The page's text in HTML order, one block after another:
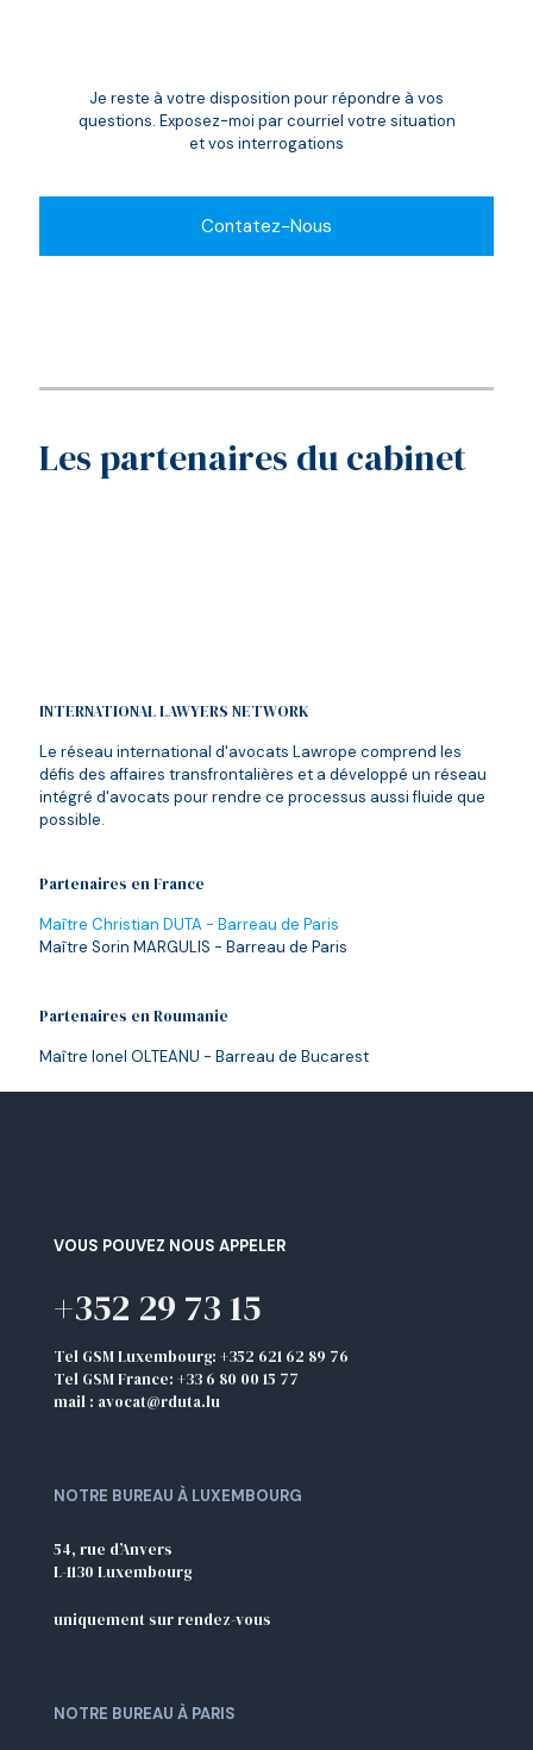
Je reste à votre disposition pour répondre à vos
questions. Exposez-moi par courriel votre situation
et vos interrogations
Contatez-Nous
Les partenaires du cabinet
INTERNATIONAL LAWYERS NETWORK
Le réseau international d'avocats Lawrope comprend les
défis des affaires transfrontalières et a développé un réseau
intégré d'avocats pour rendre ce processus aussi fluide que
possible.
Partenaires en France
Maître Christian DUTA - Barreau de Paris
Maître Sorin MARGULIS - Barreau de Paris
Partenaires en Roumanie
Maître Ionel OLTEANU - Barreau de Bucarest
VOUS POUVEZ NOUS APPELER
+352 29 73 15
Tel GSM Luxembourg: +352 621 62 89 76
Tel GSM France: +33 6 80 00 15 77
mail : avocat@rduta.lu
NOTRE BUREAU À LUXEMBOURG
54, rue d’Anvers
L-1130 Luxembourg
uniquement sur rendez-vous
NOTRE BUREAU À PARIS